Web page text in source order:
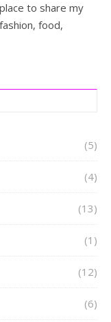
to share my
food,
(5)
(4)
(13)
(1)
(12)
(6)